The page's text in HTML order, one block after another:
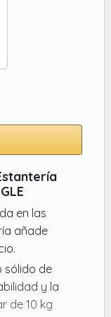
en las
añade
sólido de
y la
de 10 kg